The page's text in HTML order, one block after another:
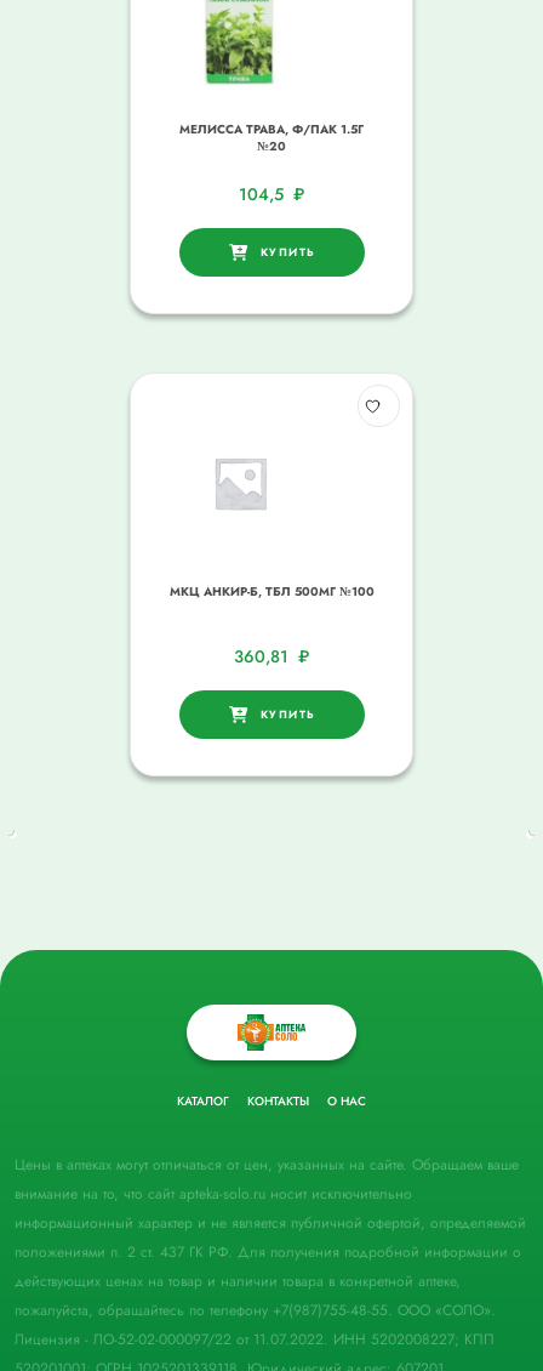
МЕЛИССА ТРАВА, Ф/ПАК 1.5Г
№20
104,5 ₽
КУПИТЬ
МКЦ АНКИР-Б, ТБЛ 500МГ №100
360,81 ₽
КУПИТЬ
КАТАЛОГ КОНТАКТЫ О НАС
Цены в аптеках могут отличаться от цен, указанных на сайте. Обращаем ваше
внимание на то, что сайт apteka-solo.ru носит исключительно
информационный характер и не является публичной офертой, определяемой
положениями п. 2 ст. 437 ГК РФ. Для получения подробной информации о
действующих ценах на товар и наличии товара в конкретной аптеке,
пожалуйста, обращайтесь по телефону +7(987)755-48-55. ООО «СОЛО».
Лицензия - ЛО-52-02-000097/22 от 11.07.2022. ИНН 5202008227; КПП